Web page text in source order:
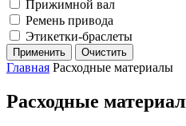
Прижимной вал
Ремень привода
Этикетки-браслеты
Применить Очистить
Главная Расходные материалы
Расходные